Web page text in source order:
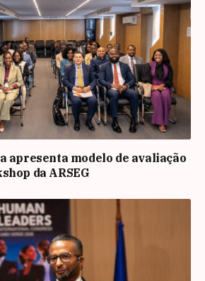
apresenta modelo de avaliação
da ARSEG